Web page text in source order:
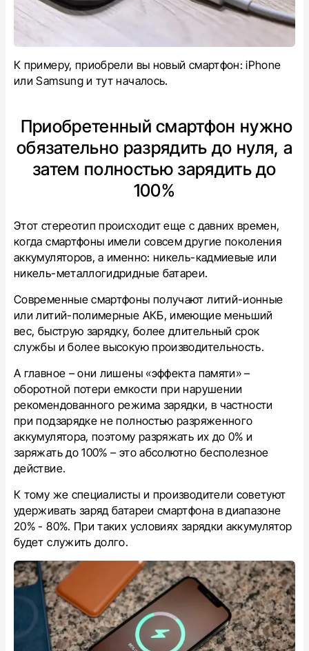
К примеру, приобрели вы новый смартфон: iPhone
или Samsung и тут началось.
Приобретенный смартфон нужно
обязательно разрядить до нуля, а
затем полностью зарядить до
100%
Этот стереотип происходит еще с давних времен,
когда смартфоны имели совсем другие поколения
аккумуляторов, а именно: никель-кадмиевые или
никель-металлогидридные батареи.
Современные смартфоны получают литий-ионные
или литий-полимерные АКБ, имеющие меньший
вес, быструю зарядку, более длительный срок
службы и более высокую производительность.
А главное – они лишены «эффекта памяти» –
оборотной потери емкости при нарушении
рекомендованного режима зарядки, в частности
при подзарядке не полностью разряженного
аккумулятора, поэтому разряжать их до 0% и
заряжать до 100% – это абсолютно бесполезное
действие.
К тому же специалисты и производители советуют
удерживать заряд батареи смартфона в диапазоне
20% - 80%. При таких условиях зарядки аккумулятор
будет служить долго.